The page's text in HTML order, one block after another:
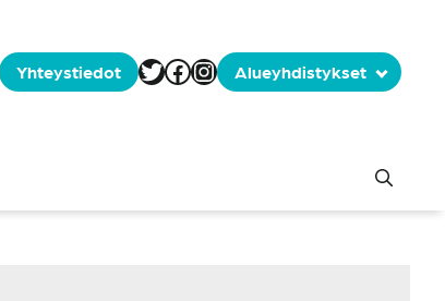
Yhteystiedot Tämä tässä on selite
Facebook
Instagram
Alueyhdistykset